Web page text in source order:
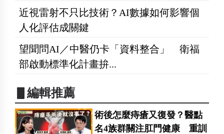
近視雷射不只比技術？AI數據如何影響個
人化評估成關鍵
望聞問AI／中醫仍卡「資料整合」 衛福
部啟動標準化計畫拚...
▋編輯推薦
術後怎麼痔瘡又復發？醫點
名4族群關注肛門健康 重訓